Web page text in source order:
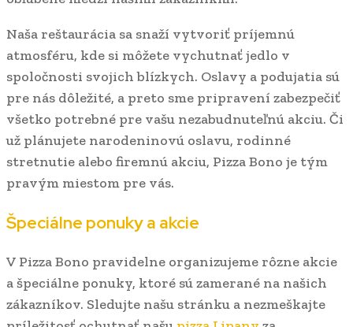
Naša reštaurácia sa snaží vytvoriť príjemnú
atmosféru, kde si môžete vychutnať jedlo v
spoločnosti svojich blízkych. Oslavy a podujatia sú
pre nás dôležité, a preto sme pripravení zabezpečiť
všetko potrebné pre vašu nezabudnuteľnú akciu. Či
už plánujete narodeninovú oslavu, rodinné
stretnutie alebo firemnú akciu, Pizza Bono je tým
pravým miestom pre vás.
Špeciálne ponuky a akcie
V Pizza Bono pravidelne organizujeme rôzne akcie
a špeciálne ponuky, ktoré sú zamerané na našich
zákazníkov. Sledujte našu stránku a nezmeškajte